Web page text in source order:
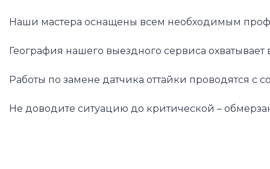
Наши мастера оснащены всем необходимым
География нашего выездного сервиса
Работы по замене датчика оттайки проводятся
Не доводите ситуацию до критической –